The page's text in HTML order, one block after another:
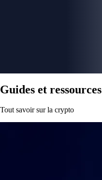
Guides et ressources
Tout savoir sur la crypto